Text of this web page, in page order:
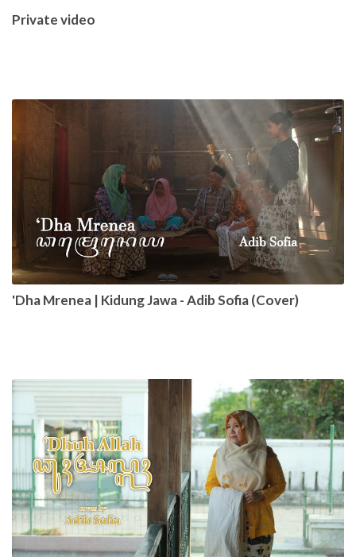
Private video
'Dha Mrenea | Kidung Jawa - Adib Sofia (Cover)